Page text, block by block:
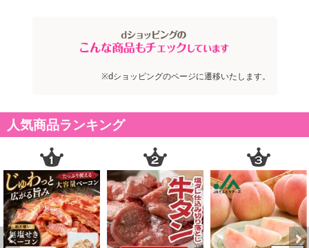
※dショッピングのページに遷移いたします。
人気商品ランキング